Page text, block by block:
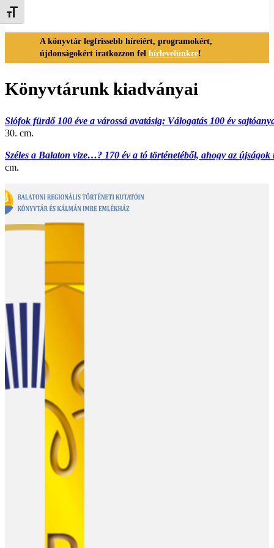
Betűméret váltása
A könyvtár legfrissebb híreiért, programokért,
újdonságokért iratkozzon felhírlevelünkre!
Könyvtárunk kiadványai
Siófok fürdő 100 éve a várossá avatásig: Válogatás 100 év
30. cm.
Széles a Balaton vize…? 170 év a tó történetéből, ahogy az újságok
cm.